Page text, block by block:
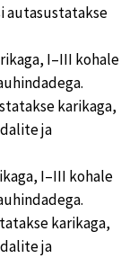
autasustatakse
I–III kohale
karikaga,
ja
I–III kohale
karikaga,
ja